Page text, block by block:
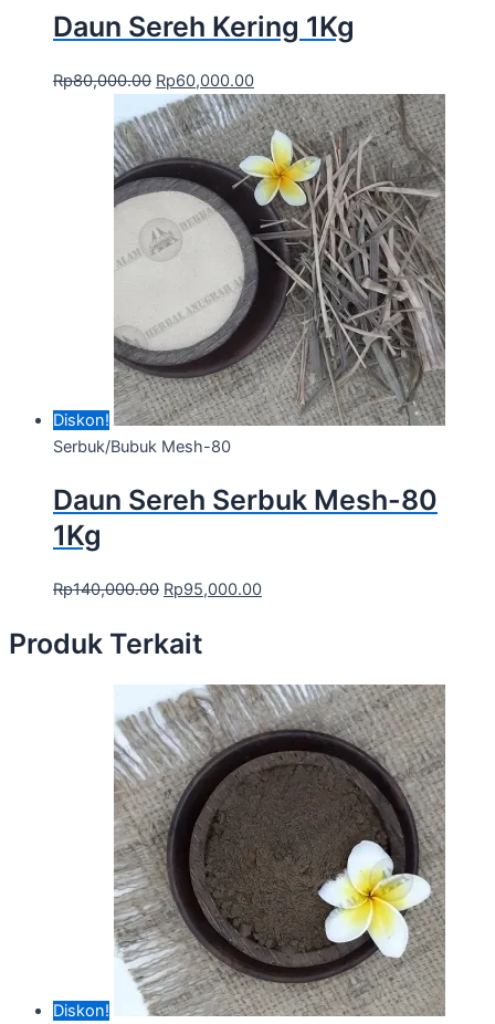
Daun Sereh Kering 1Kg
Rp80,000.00 Rp60,000.00
Diskon!
Serbuk/Bubuk Mesh-80
Daun Sereh Serbuk Mesh-80
1Kg
Rp140,000.00 Rp95,000.00
Produk Terkait
Diskon!